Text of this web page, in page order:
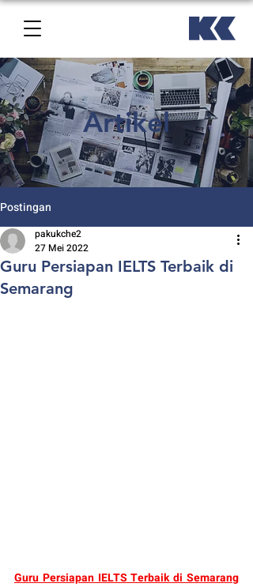
Artikel
Postingan
Guru Persiapan IELTS Terbaik di
Semarang
pakukche2
27 Mei 2022
Guru Persiapan IELTS Terbaik di Semarang